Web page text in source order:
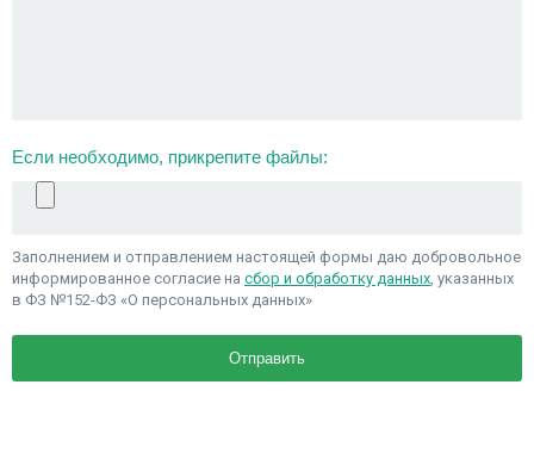
Если необходимо, прикрепите файлы:
Заполнением и отправлением настоящей формы даю добровольное
информированное согласие на сбор и обработку данных, указанных
в ФЗ №152-ФЗ «О персональных данных»